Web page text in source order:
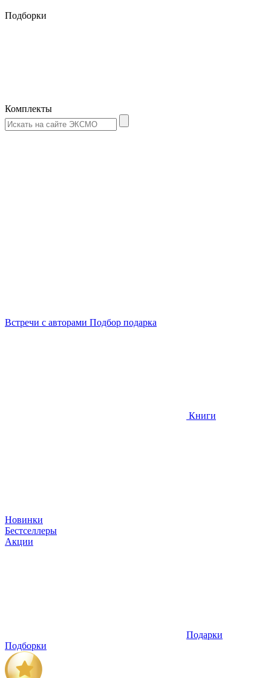
Подборки
Комплекты
Встречи с авторами Подбор подарка
Книги
Новинки
Бестселлеры
Акции
Подарки
Подборки